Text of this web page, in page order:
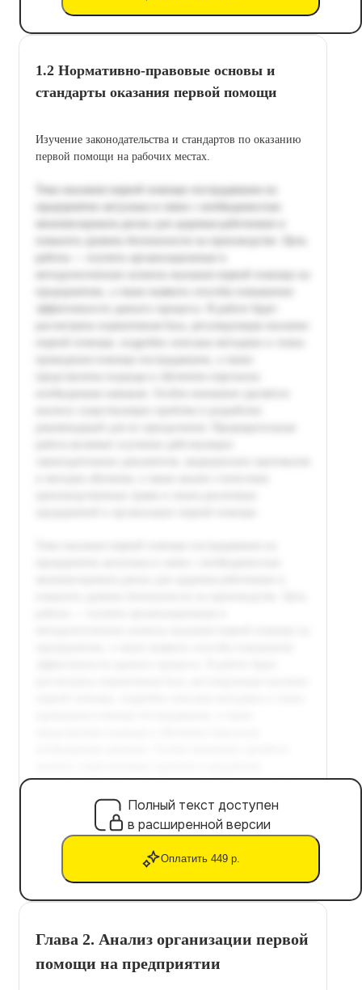
1.2 Нормативно-правовые основы и
стандарты оказания первой помощи
Изучение законодательства и стандартов по оказанию
первой помощи на рабочих местах.
Полный текст доступен
в расширенной версии
Оплатить 449 р.
Глава 2. Анализ организации первой
помощи на предприятии